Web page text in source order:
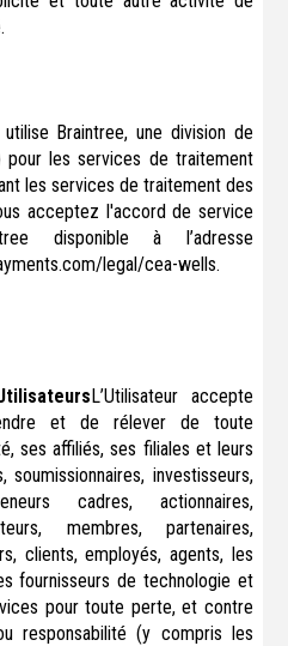
Braintree, une division de
pour les services de traitement
les services de traitement des
acceptez l'accord de service
disponible à l’adresse
legal/cea-wells.
L’Utilisateur accepte
et de rélever de toute
ses affiliés, ses filiales et leurs
investisseurs,
cadres, actionnaires,
membres, partenaires,
clients, employés, agents, les
fournisseurs de technologie et
pour toute perte, et contre
responsabilité (y compris les